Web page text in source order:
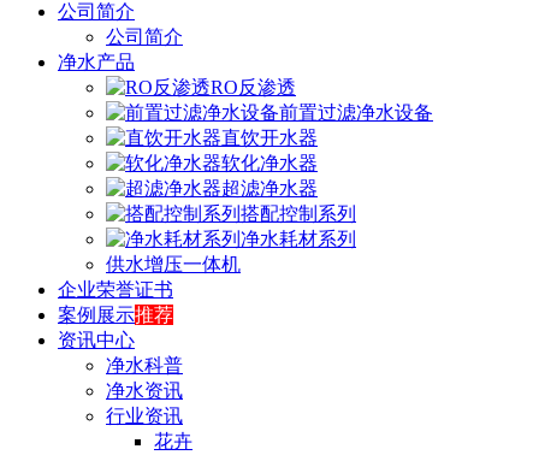
公司简介
公司简介
净水产品
RO反渗透
前置过滤净水设备
直饮开水器
软化净水器
超滤净水器
搭配控制系列
净水耗材系列
供水增压一体机
企业荣誉证书
案例展示推荐
资讯中心
净水科普
净水资讯
行业资讯
花卉